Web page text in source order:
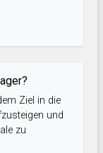
Ziel in die
und
zu